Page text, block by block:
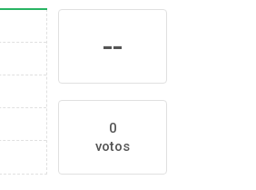
--
0
votos